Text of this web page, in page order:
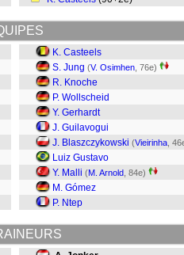
K. Casteels
S. Jung (V. Osimhen , 76e)
R. Knoche
P. Wollscheid
Y. Gerhardt
J. Guilavogui
J. Blaszczykowski (Vieirinha ,
Luiz Gustavo
Y. Malli (M. Arnold , 84e)
M. Gómez
P. Ntep